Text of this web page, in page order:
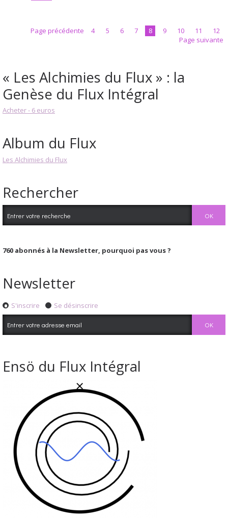
Page précédente 4 5 6 7 8 9 10 11
12
Page suivante
« Les Alchimies du Flux » : la
Genèse du Flux Intégral
Acheter - 6 euros
Album du Flux
Les Alchimies du Flux
Rechercher
760 abonnés à la Newsletter, pourquoi pas vous ?
Newsletter
S'inscrire Se désinscrire
Ensö du Flux Intégral